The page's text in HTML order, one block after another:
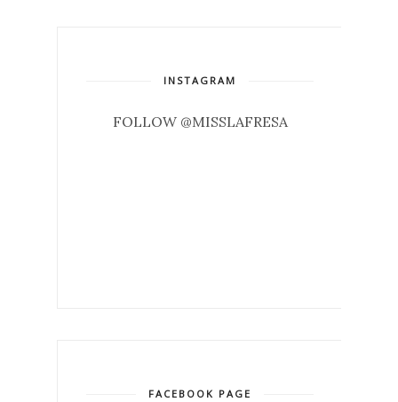
INSTAGRAM
FOLLOW @MISSLAFRESA
FACEBOOK PAGE